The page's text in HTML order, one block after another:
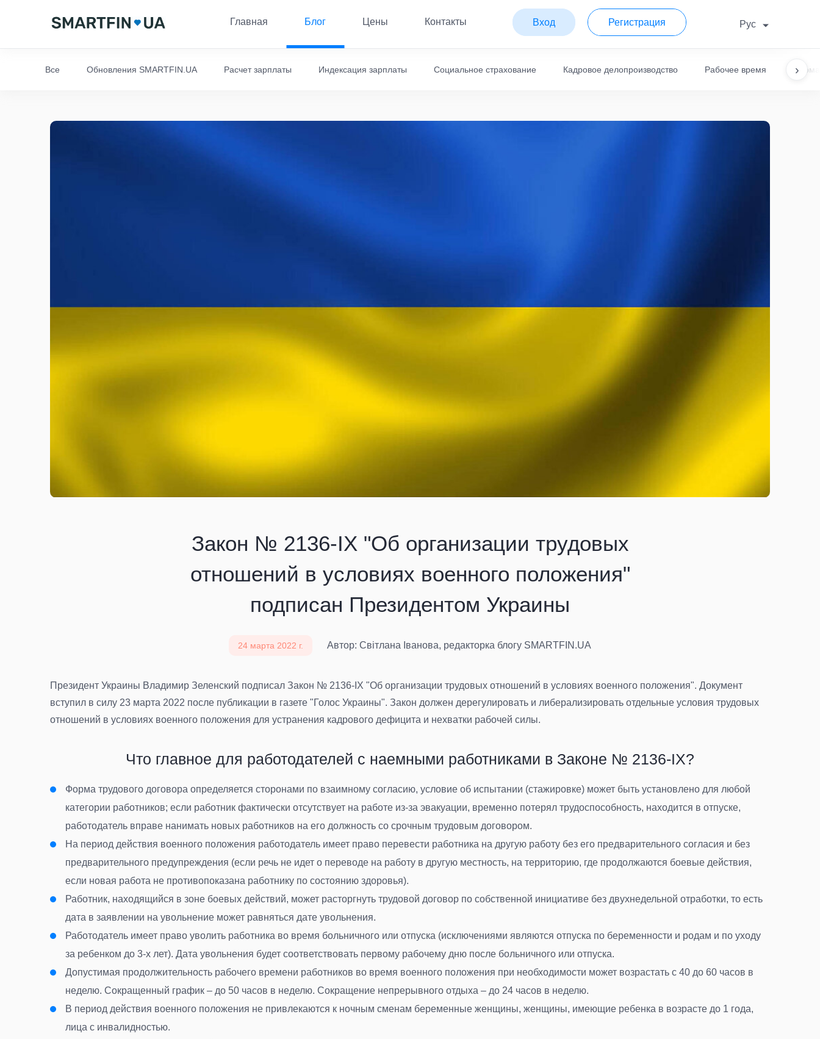
Главная Блог Цены Контакты Вход Регистрация Рус
›
Все Обновления SMARTFIN.UA Расчет зарплаты Индексация зарплаты Социальное страхование Кадровое делопроизводство Рабочее время
Закон № 2136-IX "Об организации трудовых
отношений в условиях военного положения"
подписан Президентом Украины
24 марта 2022 г. Автор: Світлана Іванова, редакторка блогу SMARTFIN.UA
Президент Украины Владимир Зеленский подписал Закон № 2136-IX "Об организации трудовых отношений в условиях военного положения". Документ
вступил в силу 23 марта 2022 после публикации в газете "Голос Украины". Закон должен дерегулировать и либерализировать отдельные условия трудовых
отношений в условиях военного положения для устранения кадрового дефицита и нехватки рабочей силы.
Что главное для работодателей с наемными работниками в Законе № 2136-IX?
Форма трудового договора определяется сторонами по взаимному согласию, условие об испытании (стажировке) может быть установлено для любой
категории работников; если работник фактически отсутствует на работе из-за эвакуации, временно потерял трудоспособность, находится в отпуске,
работодатель вправе нанимать новых работников на его должность со срочным трудовым договором.
На период действия военного положения работодатель имеет право перевести работника на другую работу без его предварительного согласия и без
предварительного предупреждения (если речь не идет о переводе на работу в другую местность, на территорию, где продолжаются боевые действия,
если новая работа не противопоказана работнику по состоянию здоровья).
Работник, находящийся в зоне боевых действий, может расторгнуть трудовой договор по собственной инициативе без двухнедельной отработки, то есть
дата в заявлении на увольнение может равняться дате увольнения.
Работодатель имеет право уволить работника во время больничного или отпуска (исключениями являются отпуска по беременности и родам и по уходу
за ребенком до 3-х лет). Дата увольнения будет соответствовать первому рабочему дню после больничного или отпуска.
Допустимая продолжительность рабочего времени работников во время военного положения при необходимости может возрастать с 40 до 60 часов в
неделю. Сокращенный график – до 50 часов в неделю. Сокращение непрерывного отдыха – до 24 часов в неделю.
В период действия военного положения не привлекаются к ночным сменам беременные женщины, женщины, имеющие ребенка в возрасте до 1 года,
лица с инвалидностью.